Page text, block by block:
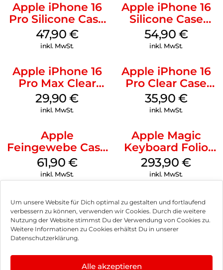
Um unsere Website für Dich optimal zu gestalten und fortlaufend
verbessern zu können, verwenden wir Cookies. Durch die weitere
Nutzung der Website stimmst Du der Verwendung von Cookies zu.
Weitere Informationen zu Cookies erhältst Du in unserer
Datenschutzerklärung.
Alle akzeptieren
Apple iPhone 16
Pro Silicone Case
MagSafe Denim
47,90 €
inkl. MwSt.
Apple iPhone 16
Silicone Case
MagSafe Black
54,90 €
inkl. MwSt.
Apple iPhone 16
Pro Max Clear
Case MagSafe
Transparent
29,90€
inkl. MwSt.
Apple iPhone 16
Pro Clear Case
MagSafe
Transparent
35,90 €
inkl. MwSt.
Apple
Feingewebe Case
iPhone 15 Pro
MagSafe Schwarz
61,90 €
inkl. MwSt.
Apple Magic
Keyboard Folio
iPad 10.9″ (10.Gen.)
Weiß
293,90€
inkl. MwSt.
Impressum